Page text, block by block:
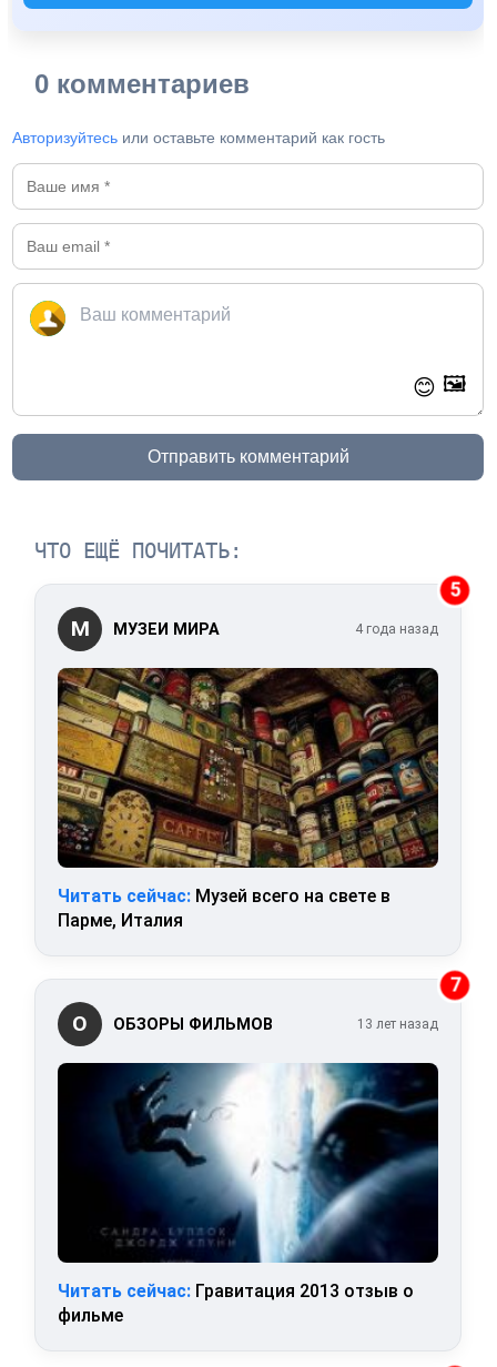
0 комментариев
Авторизуйтесь или оставьте комментарий как гость
😊 🖼️
Отправить комментарий
ЧТО ЕЩЁ ПОЧИТАТЬ:
5
М МУЗЕИ МИРА 4 года назад
Читать сейчас: Музей всего на свете в
Парме, Италия
7
О ОБЗОРЫ ФИЛЬМОВ 13 лет назад
Читать сейчас: Гравитация 2013 отзыв о
фильме